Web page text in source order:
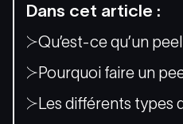
Dans cet article :
Qu’est-ce qu’un
Pourquoi faire un
Les différents types